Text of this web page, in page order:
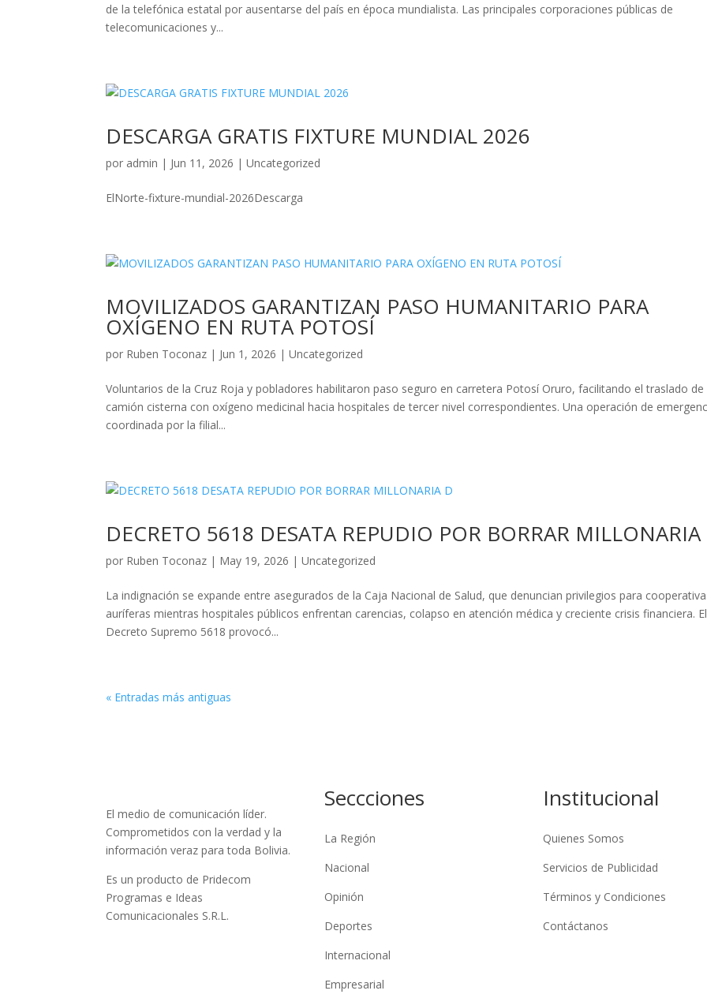
de la telefónica estatal por ausentarse del país en época mundialista. Las principales corporaciones públicas de
telecomunicaciones y...
DESCARGA GRATIS FIXTURE MUNDIAL 2026
por admin | Jun 11, 2026 |Uncategorized
ElNorte-fixture-mundial-2026Descarga
MOVILIZADOS GARANTIZAN PASO HUMANITARIO PARA
OXÍGENO EN RUTA POTOSÍ
por Ruben Toconaz | Jun 1, 2026 |Uncategorized
Voluntarios de la Cruz Roja y pobladores habilitaron paso seguro en carretera Potosí Oruro, facilitando el traslado de
camión cisterna con oxígeno medicinal hacia hospitales de tercer nivel correspondientes. Una operación de
coordinada por la filial...
DECRETO 5618 DESATA REPUDIO POR BORRAR
por Ruben Toconaz | May 19, 2026 |Uncategorized
La indignación se expande entre asegurados de la Caja Nacional de Salud, que denuncian privilegios para
auríferas mientras hospitales públicos enfrentan carencias, colapso en atención médica y creciente crisis financiera. El
Decreto Supremo 5618 provocó...
« Entradas más antiguas
El medio de comunicación líder.
Comprometidos con la verdad y la
información veraz para toda Bolivia.
Es un producto de Pridecom
Programas e Ideas
Comunicacionales S.R.L.
Seccciones
La Región
Nacional
Opinión
Deportes
Internacional
Empresarial
Institucional
Quienes Somos
Servicios de Publicidad
Términos y Condiciones
Contáctanos